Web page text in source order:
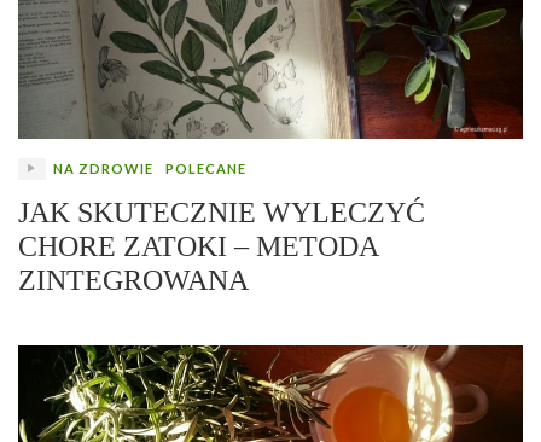
NA ZDROWIE POLECANE
JAK SKUTECZNIE WYLECZYĆ
CHORE ZATOKI – METODA
ZINTEGROWANA